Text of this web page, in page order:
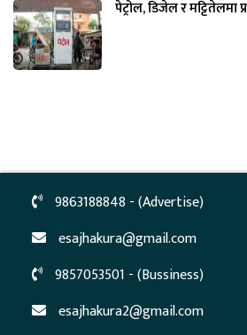
पेट्रोल, डिजेल र मट्टितेलमा
9863188848 - (Advertise)
esajhakura@gmail.com
9857053501 - (Bussiness)
esajhakura2@gmail.com